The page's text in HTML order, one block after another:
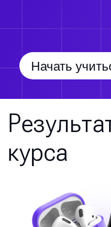
Начать
курса